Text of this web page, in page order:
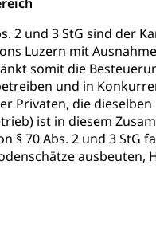
2 und 3 StG sind der
Luzern mit
somit die
und in
Privaten, die
ist in diesem
§ 70 Abs. 2 und 3
Transportmittel,
Öffentlicher Verkehr